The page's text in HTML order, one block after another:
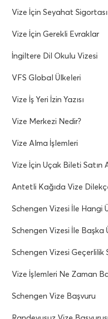
Vize İçin Seyahat Sigortası
Vize İçin Gerekli Evraklar
İngiltere Dil Okulu Vizesi
VFS Global Ülkeleri
Vize İş Yeri İzin Yazısı
Vize Merkezi Nedir?
Vize Alma İşlemleri
Vize İçin Uçak Bileti Satın
Antetli Kağıda Vize
Schengen Vizesi İle Hangi
Schengen Vizesi İle Başka
Schengen Vizesi Geçerlilik
Vize İşlemleri Ne Zaman
Schengen Vize Başvuru